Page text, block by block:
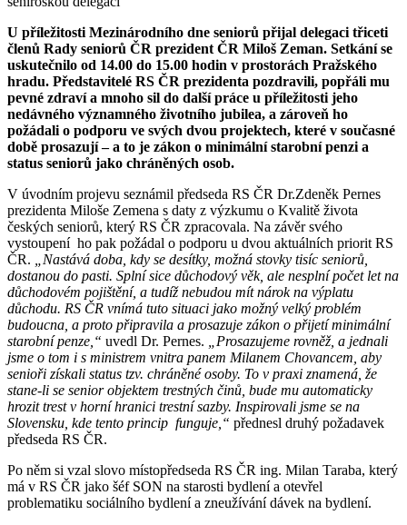
U příležitosti Mezinárodního dne seniorů přijal delegaci třiceti
členů Rady seniorů ČR prezident ČR Miloš Zeman. Setkání se
uskutečnilo od 14.00 do 15.00 hodin v prostorách Pražského
hradu. Představitelé RS ČR prezidenta pozdravili, popřáli mu
pevné zdraví a mnoho sil do další práce u příležitosti jeho
nedávného významného životního jubilea, a zároveň ho
požádali o podporu ve svých dvou projektech, které v současné
době prosazují – a to je zákon o minimální starobní penzi a
status seniorů jako chráněných osob.
V úvodním projevu seznámil předseda RS ČR Dr.Zdeněk Pernes
prezidenta Miloše Zemena s daty z výzkumu o Kvalitě života
českých seniorů, který RS ČR zpracovala. Na závěr svého
vystoupení ho pak požádal o podporu u dvou aktuálních priorit RS
ČR.
„Nastává doba, kdy se desítky, možná stovky tisíc seniorů,
dostanou do pasti. Splní sice důchodový věk, ale nesplní počet let na
důchodovém pojištění, a tudíž nebudou mít nárok na výplatu
důchodu. RS ČR vnímá tuto situaci jako možný velký problém
budoucna, a proto připravila a prosazuje zákon o přijetí minimální
starobní penze,“ uvedl Dr. Pernes.
„Prosazujeme rovněž, a jednali
jsme o tom i s ministrem vnitra panem Milanem Chovancem, aby
senioři získali status tzv. chráněné osoby. To v praxi znamená, že
stane-li se senior objektem trestných činů, bude mu automaticky
hrozit trest v horní hranici trestní sazby. Inspirovali jsme se na
Slovensku, kde tento princip funguje,“ přednesl druhý požadavek
předseda RS ČR.
Po něm si vzal slovo místopředseda RS ČR ing. Milan Taraba, který
má v RS ČR jako šéf SON na starosti bydlení a otevřel
problematiku sociálního bydlení a zneužívání dávek na bydlení.